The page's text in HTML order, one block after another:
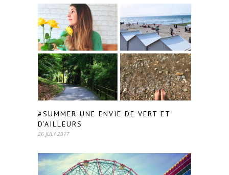
#SUMMER UNE ENVIE DE VERT ET
D’AILLEURS
26 JULY 2017